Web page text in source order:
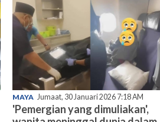
MAYA Jumaat, 30 Januari 2026 7:18 AM
'Pemergian yang dimuliakan',